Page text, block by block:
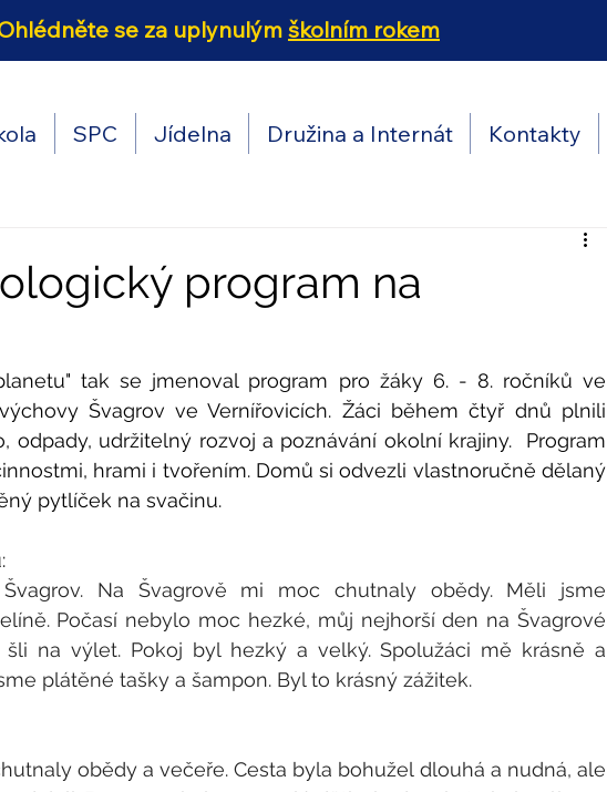
se za uplynulým školním rokem
SPC Jídelna Družina a Internát Kontakty
program na
tak se jmenoval program pro žáky 6. - 8. ročníků ve
Švagrov ve Vernířovicích. Žáci během čtyř dnů plnili
odpady, udržitelný rozvoj a poznávání okolní krajiny.  Program
hrami i tvořením. Domů si odvezli vlastnoručně dělaný
pytlíček na svačinu.
Na Švagrově mi moc chutnaly obědy. Měli jsme
Počasí nebylo moc hezké, můj nejhorší den na Švagrové
na výlet. Pokoj byl hezký a velký. Spolužáci mě krásně a
plátěné tašky a šampon. Byl to krásný zážitek.
obědy a večeře. Cesta byla bohužel dlouhá a nudná, ale